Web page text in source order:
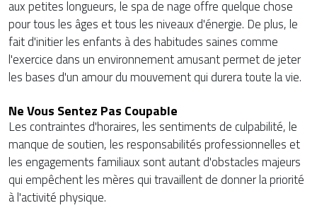
aux petites longueurs, le spa de nage offre quelque chose
pour tous les âges et tous les niveaux d'énergie. De plus, le
fait d'initier les enfants à des habitudes saines comme
l'exercice dans un environnement amusant permet de jeter
les bases d'un amour du mouvement qui durera toute la vie.
Ne Vous Sentez Pas Coupable
Les contraintes d'horaires, les sentiments de culpabilité, le
manque de soutien, les responsabilités professionnelles et
les engagements familiaux sont autant d'obstacles majeurs
qui empêchent les mères qui travaillent de donner la priorité
à l'activité physique.